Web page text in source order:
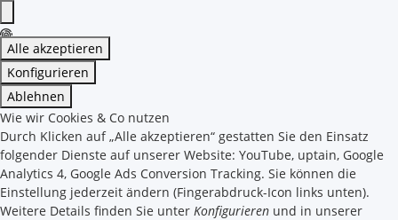
Alle akzeptieren
Konfigurieren
Ablehnen
Wie wir Cookies & Co nutzen
Durch Klicken auf „Alle akzeptieren“ gestatten Sie den Einsatz
folgender Dienste auf unserer Website: YouTube, uptain, Google
Analytics 4, Google Ads Conversion Tracking. Sie können die
Einstellung jederzeit ändern (Fingerabdruck-Icon links unten).
Weitere Details finden Sie unter Konfigurieren und in unserer